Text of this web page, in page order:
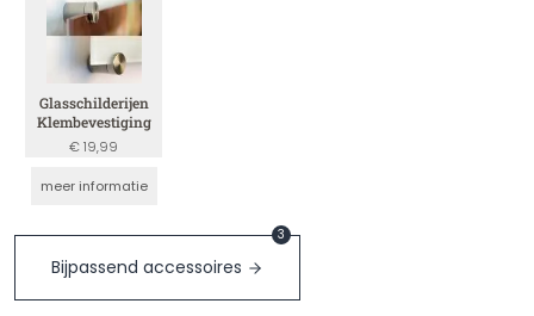
Glasschilderijen
Klembevestiging
€ 19,99
meer informatie
Bijpassend accessoires
3